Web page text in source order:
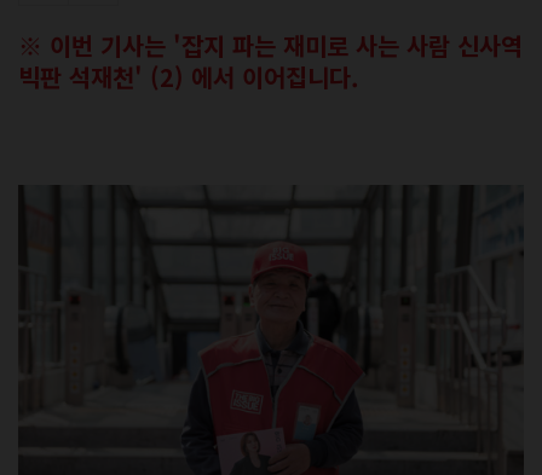
※ 이번 기사는 '잡지 파는 재미로 사는 사람 신사역
빅판 석재천' (2) 에서 이어집니다.